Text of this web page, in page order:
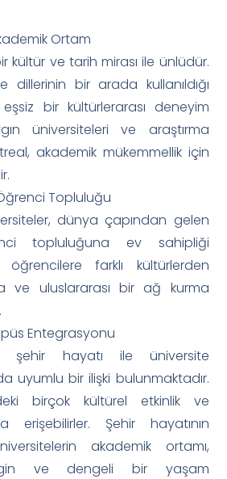
Ortam
kültür ve tarih mirası ile ünlüdür.
dillerinin bir arada kullanıldığı
bir kültürlerarası deneyim
üniversiteleri ve araştırma
akademik mükemmellik için
Topluluğu
dünya çapından gelen
topluluğuna ev sahipliği
öğrencilere farklı kültürlerden
ve uluslararası bir ağ kurma
Entegrasyonu
şehir hayatı ile üniversite
uyumlu bir ilişki bulunmaktadır.
birçok kültürel etkinlik ve
erişebilirler. Şehir hayatının
akademik ortamı,
ve dengeli bir yaşam